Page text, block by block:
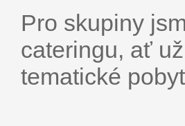
Pro skupiny
cateringu, ať
tematické